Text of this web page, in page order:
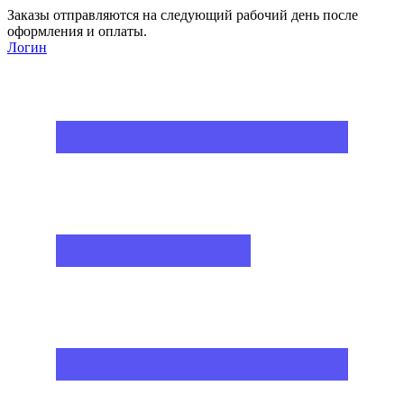
Заказы отправляются на следующий рабочий день после
оформления и оплаты.
Логин